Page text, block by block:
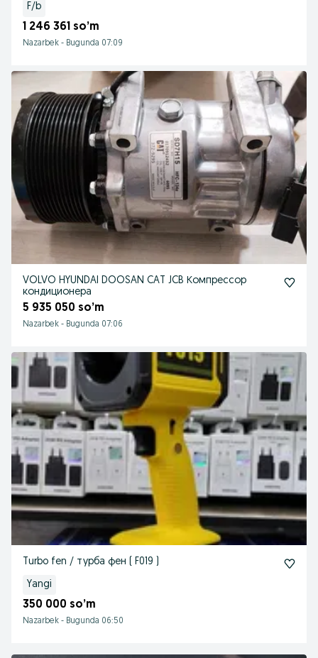
F/b
1 246 361 so’m
Nazarbek - Bugunda 07:09
VOLVO HYUNDAI DOOSAN CAT JCB Компрессор
кондиционера
5 935 050 so’m
Nazarbek - Bugunda 07:06
Turbo fen / турба фен ( F019 )
Yangi
350 000 so’m
Nazarbek - Bugunda 06:50